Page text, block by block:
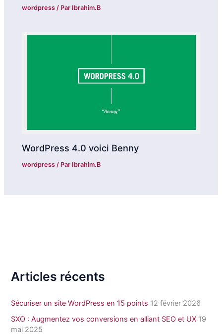
wordpress / Par Ibrahim.B
WordPress 4.0 voici Benny
wordpress / Par Ibrahim.B
Articles récents
Sécuriser un site WordPress en 15 points 12 février 2026
SXO : Augmentez vos conversions en alliant SEO et UX 19
mai 2025